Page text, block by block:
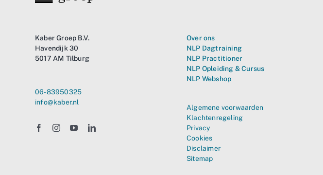
Kaber Groep B.V.
Havendijk 30
5017 AM Tilburg
06-83950325
info@kaber.nl
Over ons
NLP Dagtraining
NLP Practitioner
NLP Opleiding & Cursus
NLP Webshop
Algemene voorwaarden
Klachtenregeling
Privacy
Cookies
Disclaimer
Sitemap